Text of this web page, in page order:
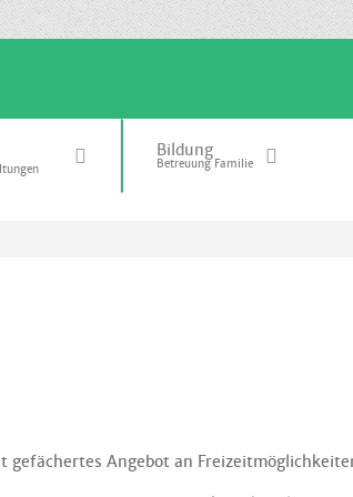
Bildung
Betreuung Familie
gefächertes Angebot an